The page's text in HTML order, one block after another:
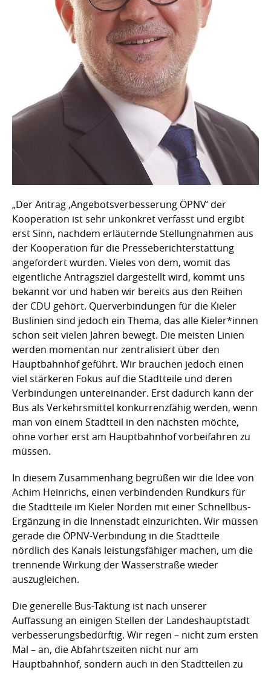
„Der Antrag ‚Angebotsverbesserung ÖPNV‘ der
Kooperation ist sehr unkonkret verfasst und ergibt
erst Sinn, nachdem erläuternde Stellungnahmen aus
der Kooperation für die Presseberichterstattung
angefordert wurden. Vieles von dem, womit das
eigentliche Antragsziel dargestellt wird, kommt uns
bekannt vor und haben wir bereits aus den Reihen
der CDU gehört. Querverbindungen für die Kieler
Buslinien sind jedoch ein Thema, das alle Kieler*innen
schon seit vielen Jahren bewegt. Die meisten Linien
werden momentan nur zentralisiert über den
Hauptbahnhof geführt. Wir brauchen jedoch einen
viel stärkeren Fokus auf die Stadtteile und deren
Verbindungen untereinander. Erst dadurch kann der
Bus als Verkehrsmittel konkurrenzfähig werden, wenn
man von einem Stadtteil in den nächsten möchte,
ohne vorher erst am Hauptbahnhof vorbeifahren zu
müssen.
In diesem Zusammenhang begrüßen wir die Idee von
Achim Heinrichs, einen verbindenden Rundkurs für
die Stadtteile im Kieler Norden mit einer Schnellbus-
Ergänzung in die Innenstadt einzurichten. Wir müssen
gerade die ÖPNV-Verbindung in die Stadtteile
nördlich des Kanals leistungsfähiger machen, um die
trennende Wirkung der Wasserstraße wieder
auszugleichen.
Die generelle Bus-Taktung ist nach unserer
Auffassung an einigen Stellen der Landeshauptstadt
verbesserungsbedürftig. Wir regen – nicht zum ersten
Mal – an, die Abfahrtszeiten nicht nur am
Hauptbahnhof, sondern auch in den Stadtteilen zu